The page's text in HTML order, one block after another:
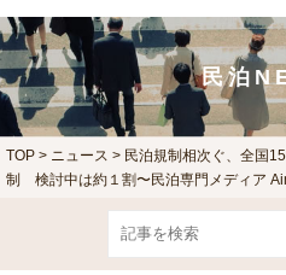
民泊
TOP > ニュース > 民泊規制相次ぐ、全国
制 検討中は約１割〜民泊専門メディア